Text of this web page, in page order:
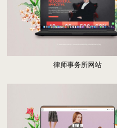
律师事务所网站